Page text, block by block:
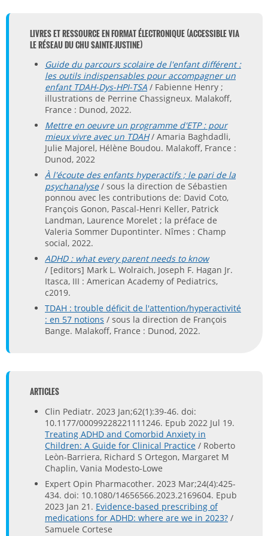
LIVRES ET RESSOURCE EN FORMAT ÉLECTRONIQUE (ACCESSIBLE VIA
LE RÉSEAU DU CHU SAINTE-JUSTINE)
Guide du parcours scolaire de l'enfant différent :
les outils indispensables pour accompagner un
enfant TDAH-Dys-HPI-TSA / Fabienne Henry ;
illustrations de Perrine Chassigneux. Malakoff,
France : Dunod, 2022.
Mettre en oeuvre un programme d'ETP : pour
mieux vivre avec un TDAH/ Amaria Baghdadli,
Julie Majorel, Hélène Boudou. Malakoff, France :
Dunod, 2022
À l'écoute des enfants hyperactifs ; le pari de la
psychanalyse/ sous la direction de Sébastien
ponnou avec les contributions de: David Coto,
François Gonon, Pascal-Henri Keller, Patrick
Landman, Laurence Morelet ; la préface de
Valeria Sommer Dupontinter. Nîmes : Champ
social, 2022.
ADHD : what every parent needs to know
/ [editors] Mark L. Wolraich, Joseph F. Hagan Jr.
Itasca, III : American Academy of Pediatrics,
c2019.
TDAH : trouble déficit de l'attention/hyperactivité
: en 57 notions / sous la direction de François
Bange. Malakoff, France : Dunod, 2022.
ARTICLES
Clin Pediatr. 2023 Jan;62(1):39-46. doi:
10.1177/00099228221111246. Epub 2022 Jul 19.
Treating ADHD and Comorbid Anxiety in
Children: A Guide for Clinical Practice / Roberto
Leòn-Barriera, Richard S Ortegon, Margaret M
Chaplin, Vania Modesto-Lowe
Expert Opin Pharmacother. 2023 Mar;24(4):425-
434. doi: 10.1080/14656566.2023.2169604. Epub
2023 Jan 21. Evidence-based prescribing of
medications for ADHD: where are we in 2023? /
Samuele Cortese